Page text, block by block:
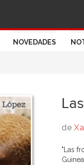
NOVEDADES
de
"Las